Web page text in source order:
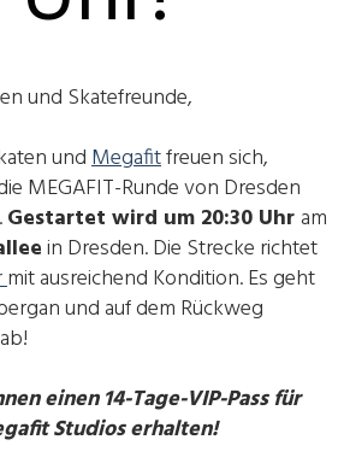
und Skatefreunde,
undMegafitfreuen sich,
MEGAFIT-Runde von Dresden
Gestartet wird um 20:30 Uhram
in Dresden. Die Strecke richtet
mit ausreichend Kondition. Es geht
und auf dem Rückweg
einen 14-Tage-VIP-Pass für
Studios erhalten!